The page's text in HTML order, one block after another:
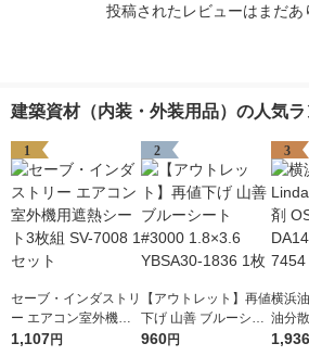
投稿されたレビューはまだあ
建築資材（内装・外装用品）の人気
1
セーブ・インダストリ
ー エアコン室外機用
遮熱シート3枚組 SV-7
1,107円
2
【アウトレット】再値
下げ 山善 ブルーシー
ト #3000 1.8×3.6 YB
960円
3
横浜
油分
00W
1,936